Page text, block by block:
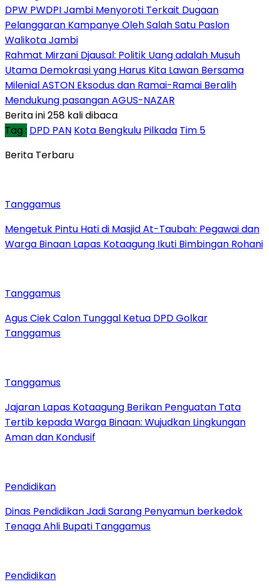
DPW PWDPI Jambi Menyoroti Terkait Dugaan
Pelanggaran Kampanye Oleh Salah Satu Paslon
Walikota Jambi
Rahmat Mirzani Djausal: Politik Uang adalah Musuh
Utama Demokrasi yang Harus Kita Lawan Bersama
Milenial ASTON Eksodus dan Ramai-Ramai Beralih
Mendukung pasangan AGUS-NAZAR
Berita ini 258 kali dibaca
Tag : DPD PAN Kota Bengkulu Pilkada Tim 5
Berita Terbaru
Tanggamus
Mengetuk Pintu Hati di Masjid At-Taubah: Pegawai dan
Warga Binaan Lapas Kotaagung Ikuti Bimbingan Rohani
Tanggamus
Agus Ciek Calon Tunggal Ketua DPD Golkar
Tanggamus
Tanggamus
Jajaran Lapas Kotaagung Berikan Penguatan Tata
Tertib kepada Warga Binaan: Wujudkan Lingkungan
Aman dan Kondusif
Pendidikan
Dinas Pendidikan Jadi Sarang Penyamun berkedok
Tenaga Ahli Bupati Tanggamus
Pendidikan